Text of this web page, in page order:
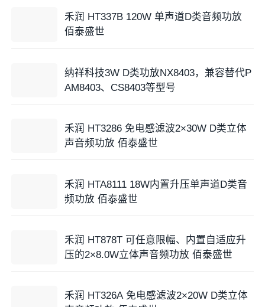
禾润 HT337B 120W 单声道D类音频功放
佰泰盛世
纳祥科技3W D类功放NX8403，兼容替代P
AM8403、CS8403等型号
禾润 HT3286 免电感滤波2×30W D类立体
声音频功放 佰泰盛世
禾润 HTA8111 18W内置升压单声道D类音
频功放 佰泰盛世
禾润 HT878T 可任意限幅、内置自适应升
压的2×8.0W立体声音频功放 佰泰盛世
禾润 HT326A 免电感滤波2×20W D类立体